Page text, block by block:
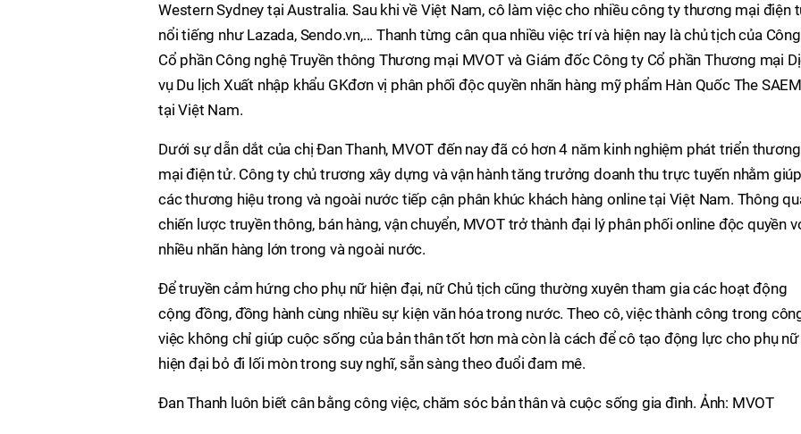
Western Sydney tại Australia. Sau khi về Việt Nam, cô làm việc cho nhiều công ty thương mại điện
nổi tiếng như Lazada, Sendo.vn,... Thanh từng cân qua nhiều việc trí và hiện nay là chủ tịch của
Cổ phần Công nghệ Truyền thông Thương mại MVOT và Giám đốc Công ty Cổ phần Thương mại
vụ Du lịch Xuất nhập khẩu GKđơn vị phân phối độc quyền nhãn hàng mỹ phẩm Hàn Quốc The SAEM
tại Việt Nam.
Dưới sự dẫn dắt của chị Đan Thanh, MVOT đến nay đã có hơn 4 năm kinh nghiệm phát triển thương
mại điện tử. Công ty chủ trương xây dựng và vận hành tăng trưởng doanh thu trực tuyến nhằm giúp
các thương hiệu trong và ngoài nước tiếp cận phân khúc khách hàng online tại Việt Nam. Thông
chiến lược truyền thông, bán hàng, vận chuyển, MVOT trở thành đại lý phân phối online độc quyền
nhiều nhãn hàng lớn trong và ngoài nước.
Để truyền cảm hứng cho phụ nữ hiện đại, nữ Chủ tịch cũng thường xuyên tham gia các hoạt động
cộng đồng, đồng hành cùng nhiều sự kiện văn hóa trong nước. Theo cô, việc thành công trong
việc không chỉ giúp cuộc sống của bản thân tốt hơn mà còn là cách để cô tạo động lực cho phụ nữ
hiện đại bỏ đi lối mòn trong suy nghĩ, sẵn sàng theo đuổi đam mê.
Đan Thanh luôn biết cân bằng công việc, chăm sóc bản thân và cuộc sống gia đình. Ảnh: MVOT